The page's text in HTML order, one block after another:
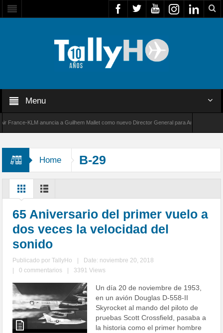
Menu
KLM anuncia a Guilhem Mallet como nuevo Director General para América Latina
Home B-29
65 Aniversario del primer vuelo a
dos veces la velocidad del
sonido
Publicado porTallyHo
Date: noviembre 20, 2018
0 commentarios 3391 Views
Un día 20 de noviembre de 1953,
en un avión Douglas D-558-II
Skyrocket al mando del piloto de
pruebas Scott Crossfield, pasaba a
la historia como el primer hombre